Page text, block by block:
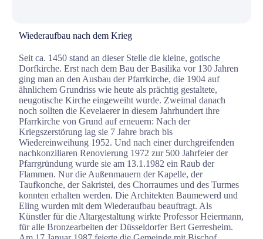
Wiederaufbau nach dem Krieg
Seit ca. 1450 stand an dieser Stelle die kleine, gotische
Dorfkirche. Erst nach dem Bau der Basilika vor 130 Jahren
ging man an den Ausbau der Pfarrkirche, die 1904 auf
ähnlichem Grundriss wie heute als prächtig gestaltete,
neugotische Kirche eingeweiht wurde. Zweimal danach
noch sollten die Kevelaerer in diesem Jahrhundert ihre
Pfarrkirche von Grund auf erneuern: Nach der
Kriegszerstörung lag sie 7 Jahre brach bis
Wiedereinweihung 1952. Und nach einer durchgreifenden
nachkonziliaren Renovierung 1972 zur 500 Jahrfeier der
Pfarrgründung wurde sie am 13.1.1982 ein Raub der
Flammen. Nur die Außenmauern der Kapelle, der
Taufkonche, der Sakristei, des Chorraumes und des Turmes
konnten erhalten werden. Die Architekten Baumewerd und
Eling wurden mit dem Wiederaufbau beauftragt. Als
Künstler für die Altargestaltung wirkte Professor Heiermann,
für alle Bronzearbeiten der Düsseldorfer Bert Gerresheim.